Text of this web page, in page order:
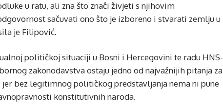
u ratu, ali zna što znači živjeti s njihovim
sačuvati ono što je izboreno i stvarati zemlju u
je Filipović.
političkoj situaciji u Bosni i Hercegovini te radu HNS-
zakonodavstva ostaju jedno od najvažnijih pitanja za
bez legitimnog političkog predstavljanja nema ni pune
konstitutivnih naroda.